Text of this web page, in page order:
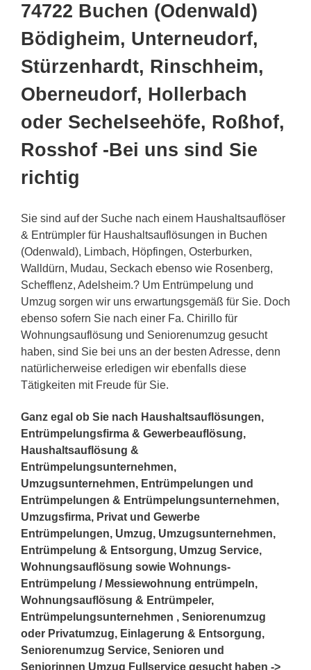
74722 Buchen (Odenwald)
Bödigheim, Unterneudorf,
Stürzenhardt, Rinschheim,
Oberneudorf, Hollerbach
oder Sechelseehöfe, Roßhof,
Rosshof -Bei uns sind Sie
richtig
Sie sind auf der Suche nach einem Haushaltsauflöser
& Entrümpler für Haushaltsauflösungen in Buchen
(Odenwald), Limbach, Höpfingen, Osterburken,
Walldürn, Mudau, Seckach ebenso wie Rosenberg,
Schefflenz, Adelsheim.? Um Entrümpelung und
Umzug sorgen wir uns erwartungsgemäß für Sie. Doch
ebenso sofern Sie nach einer Fa. Chirillo für
Wohnungsauflösung und Seniorenumzug gesucht
haben, sind Sie bei uns an der besten Adresse, denn
natürlicherweise erledigen wir ebenfalls diese
Tätigkeiten mit Freude für Sie.
Ganz egal ob Sie nach Haushaltsauflösungen,
Entrümpelungsfirma & Gewerbeauflösung,
Haushaltsauflösung &
Entrümpelungsunternehmen,
Umzugsunternehmen, Entrümpelungen und
Entrümpelungen & Entrümpelungsunternehmen,
Umzugsfirma, Privat und Gewerbe
Entrümpelungen, Umzug, Umzugsunternehmen,
Entrümpelung & Entsorgung, Umzug Service,
Wohnungsauflösung sowie Wohnungs-
Entrümpelung / Messiewohnung entrümpeln,
Wohnungsauflösung & Entrümpeler,
Entrümpelungsunternehmen , Seniorenumzug
oder Privatumzug, Einlagerung & Entsorgung,
Seniorenumzug Service, Senioren und
Seniorinnen Umzug Fullservice gesucht haben ->